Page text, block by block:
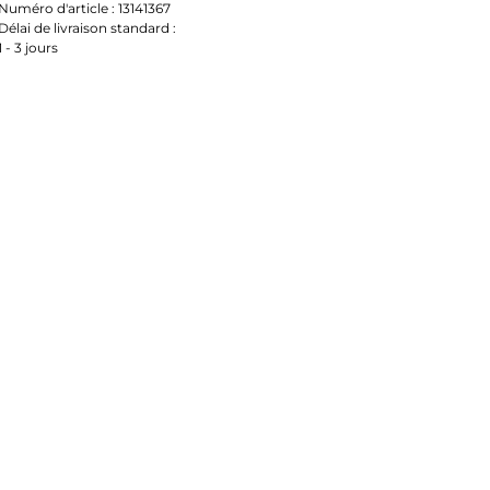
d'article : 13141367
de livraison standard :
- 3 jours